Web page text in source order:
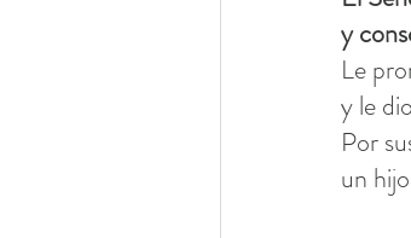
y
Le
y le
Por
un